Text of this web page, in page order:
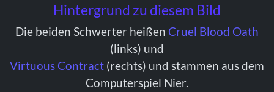
Hintergrund zu diesem Bild
Die beiden Schwerter heißen Cruel Blood Oath
(links) und
Virtuous Contract (rechts) und stammen aus dem
Computerspiel Nier.